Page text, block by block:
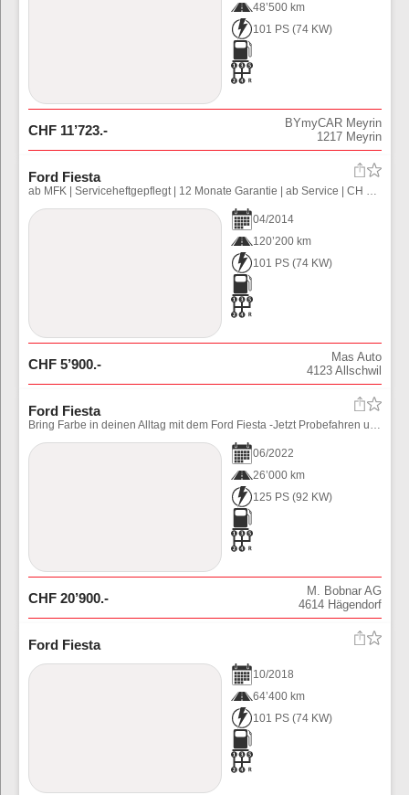
48’500 km
101 PS (74 KW)
CHF 11’723.-
BYmyCAR Meyrin
1217 Meyrin
Ford Fiesta
ab MFK | Serviceheftgepflegt | 12 Monate Garantie | ab Service | CH Fahrzeug |\\n\\n
04/2014
120’200 km
101 PS (74 KW)
CHF 5’900.-
Mas Auto
4123 Allschwil
Ford Fiesta
Bring Farbe in deinen Alltag mit dem Ford Fiesta -Jetzt Probefahren und sich begeistern lassen-
06/2022
26’000 km
125 PS (92 KW)
CHF 20’900.-
M. Bobnar AG
4614 Hägendorf
Ford Fiesta
10/2018
64’400 km
101 PS (74 KW)